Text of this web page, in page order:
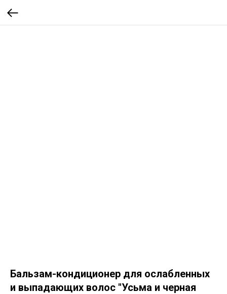
Бальзам-кондиционер для ослабленных
и выпадающих волос "Усьма и черная